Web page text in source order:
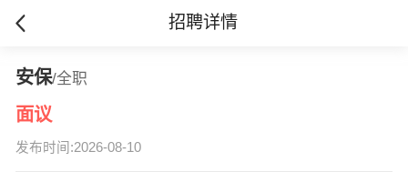
招聘详情
安保/全职
面议
发布时间:2026-08-10